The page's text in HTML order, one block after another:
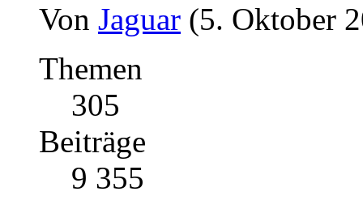
Von Jaguar (5. Oktober
Themen
305
Beiträge
9 355